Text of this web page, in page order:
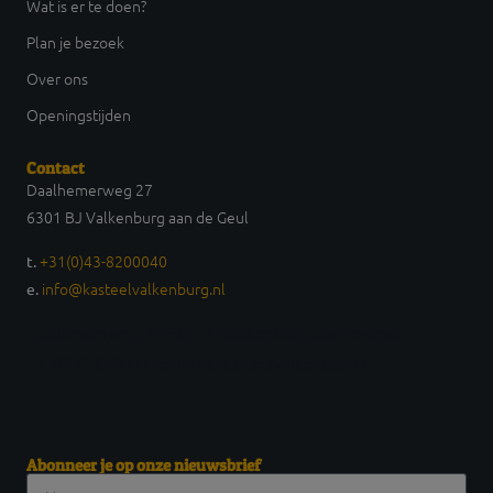
Wat is er te doen?
Plan je bezoek
Over ons
Openingstijden
Contact
Daalhemerweg 27
6301 BJ Valkenburg aan de Geul
t.+31(0)43-8200040
e. info@kasteelvalkenburg.nl
Abonneer je op onze nieuwsbrief